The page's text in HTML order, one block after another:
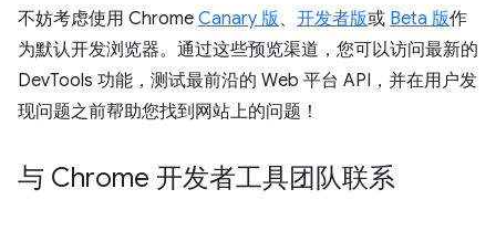
不妨考虑使用 Chrome Canary 版 、 开发者版或 Beta 版作
为默认开发浏览器。通过这些预览渠道，您可以访问最新的
DevTools 功能，测试最前沿的 Web 平台 API，并在用户发
现问题之前帮助您找到网站上的问题！
与 Chrome 开发者工具团队联系